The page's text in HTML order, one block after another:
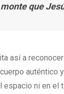
que
así a
auténtico
ni en el